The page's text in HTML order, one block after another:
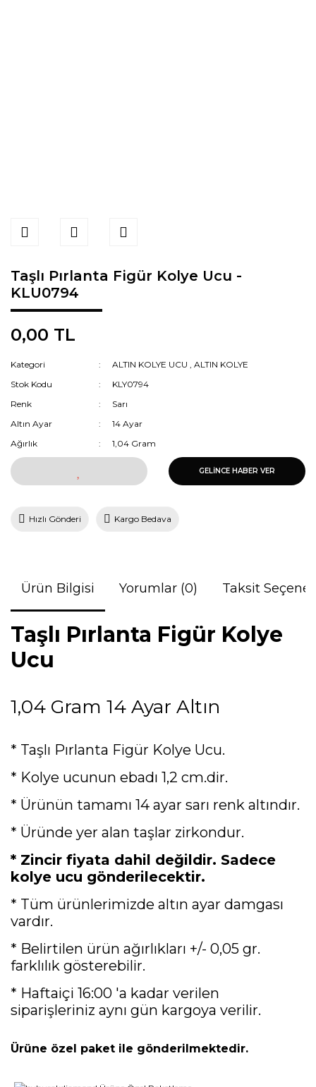
Taşlı Pırlanta Figür Kolye Ucu -
KLU0794
0,00 TL
Kategori ALTIN KOLYE UCU ,ALTIN KOLYE
Stok Kodu
KLY0794
Renk
Sarı
Altın Ayar
14 Ayar
Ağırlık
1,04 Gram
GELİNCE HABER VER
Hızlı Gönderi Kargo Bedava
Ürün Bilgisi Yorumlar (0) Taksit
Taşlı Pırlanta Figür Kolye
Ucu
1,04 Gram 14 Ayar Altın
* Taşlı Pırlanta Figür Kolye Ucu.
* Kolye ucunun ebadı 1,2 cm.dir.
* Ürünün tamamı 14 ayar sarı renk altındır.
* Üründe yer alan taşlar zirkondur.
* Zincir fiyata dahil değildir. Sadece
kolye ucu gönderilecektir.
* Tüm ürünlerimizde altın ayar damgası
vardır.
* Belirtilen ürün ağırlıkları +/- 0,05 gr.
farklılık gösterebilir.
* Haftaiçi 16:00 'a kadar verilen
siparişleriniz aynı gün kargoya verilir.
Ürüne özel paket ile gönderilmektedir.